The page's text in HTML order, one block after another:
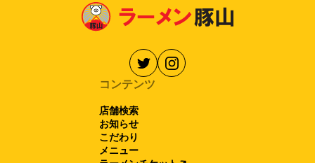
コンテンツ
店舗検索
お知らせ
こだわり
メニュー